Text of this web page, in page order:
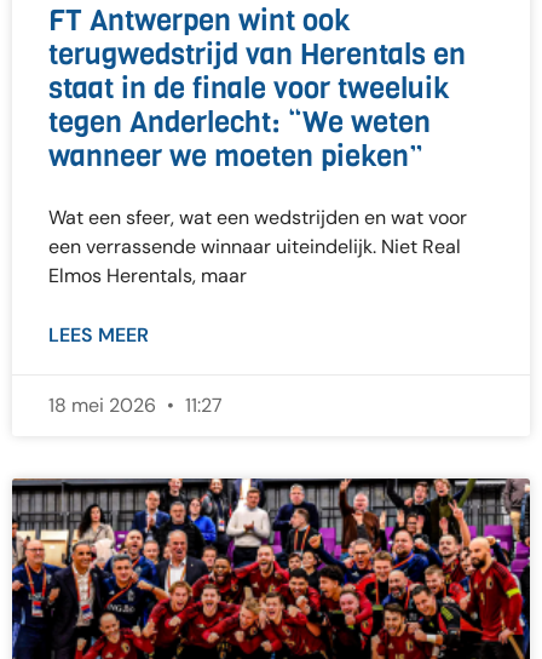
FT Antwerpen wint ook
terugwedstrijd van Herentals en
staat in de finale voor tweeluik
tegen Anderlecht: “We weten
wanneer we moeten pieken”
Wat een sfeer, wat een wedstrijden en wat voor
een verrassende winnaar uiteindelijk. Niet Real
Elmos Herentals, maar
LEES MEER
18 mei 2026 11:27